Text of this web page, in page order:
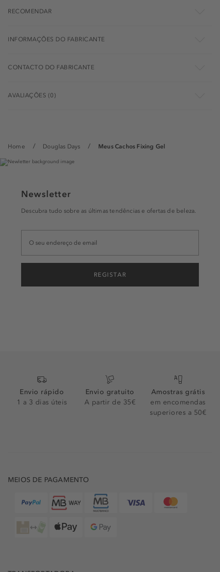
Home Douglas Days Meus Cachos Fixing Gel
RECOMENDAR
INFORMAÇÕES DO FABRICANTE
CONTACTO DO FABRICANTE
AVALIAÇÕES (0)
Newsletter
Descubra tudo sobre as últimas tendências e ofertas de beleza.
REGISTAR
Envio rápido
1 a 3 dias úteis
Envio gratuito
A partir de 35€
Amostras grátis
em encomendas
superiores a 50€
MEIOS DE PAGAMENTO